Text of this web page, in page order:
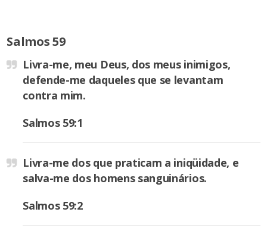
Salmos 59
Livra-me, meu Deus, dos meus inimigos,
defende-me daqueles que se levantam
contra mim.
Salmos 59:1
Livra-me dos que praticam a iniqüidade, e
salva-me dos homens sanguinários.
Salmos 59:2